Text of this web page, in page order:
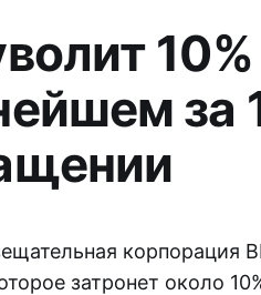
за
корпорация
затронет около